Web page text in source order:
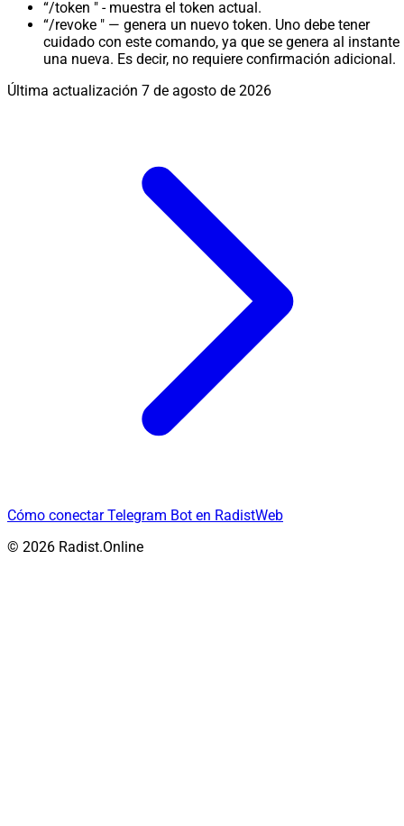
“/token " - muestra el token actual.
“/revoke " — genera un nuevo token. Uno debe tener
cuidado con este comando, ya que se genera al instante
una nueva. Es decir, no requiere confirmación adicional.
Última actualización 7 de agosto de 2026
Cómo conectar Telegram Bot en RadistWeb
© 2026 Radist.Online